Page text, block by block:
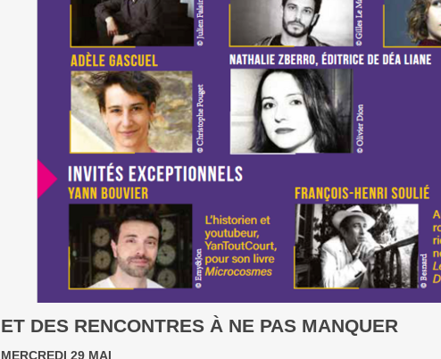
ET DES RENCONTRES À NE PAS MANQUER
MERCREDI 29 MAI